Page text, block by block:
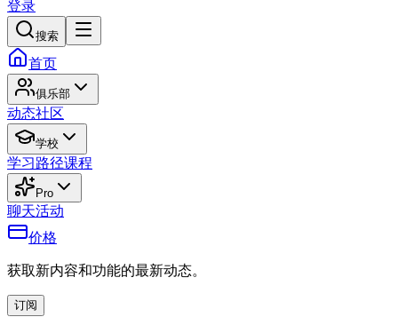
登录
搜索
首页
俱乐部
动态社区
学校
学习路径课程
Pro
聊天活动
价格
获取新内容和功能的最新动态。
订阅